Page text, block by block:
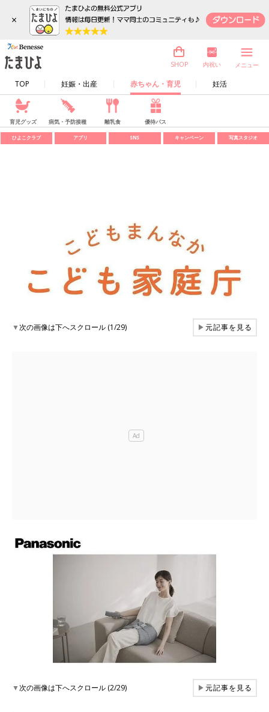
×
TOP 妊娠・出産 赤ちゃん・育児 妊活
SHOP 内祝い メニュー
育児グッズ 病気・予防接種 離乳食 優待パス
ひよこクラブ アプリ SNS キャンペーン 写真スタジオ
▼次の画像は下へスクロール (1/29) ▶元記事を見る
▼次の画像は下へスクロール (2/29) ▶元記事を見る